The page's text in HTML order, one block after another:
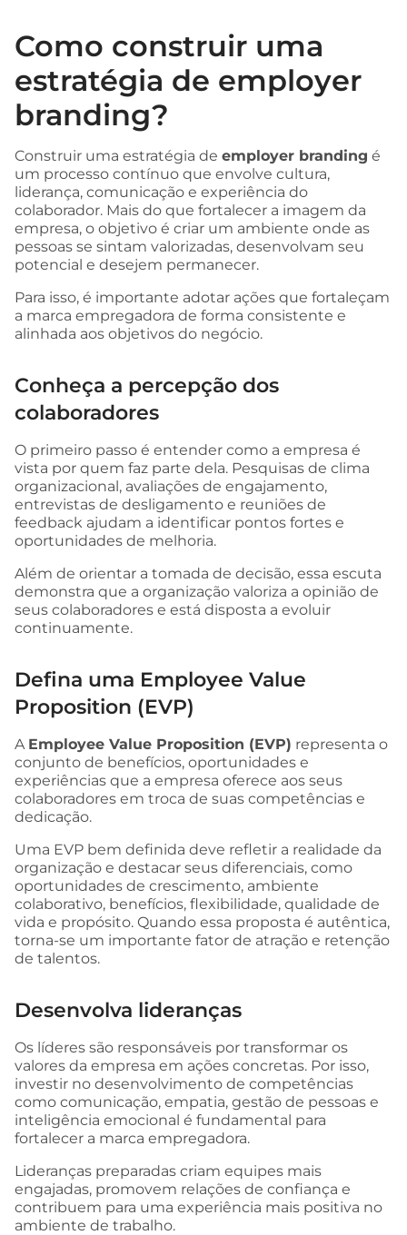
Como construir uma
estratégia de employer
branding?
Construir uma estratégia de employer branding é
um processo contínuo que envolve cultura,
liderança, comunicação e experiência do
colaborador. Mais do que fortalecer a imagem da
empresa, o objetivo é criar um ambiente onde as
pessoas se sintam valorizadas, desenvolvam seu
potencial e desejem permanecer.
Para isso, é importante adotar ações que fortaleçam
a marca empregadora de forma consistente e
alinhada aos objetivos do negócio.
Conheça a percepção dos
colaboradores
O primeiro passo é entender como a empresa é
vista por quem faz parte dela. Pesquisas de clima
organizacional, avaliações de engajamento,
entrevistas de desligamento e reuniões de
feedback ajudam a identificar pontos fortes e
oportunidades de melhoria.
Além de orientar a tomada de decisão, essa escuta
demonstra que a organização valoriza a opinião de
seus colaboradores e está disposta a evoluir
continuamente.
Defina uma Employee Value
Proposition (EVP)
A Employee Value Proposition (EVP) representa o
conjunto de benefícios, oportunidades e
experiências que a empresa oferece aos seus
colaboradores em troca de suas competências e
dedicação.
Uma EVP bem definida deve refletir a realidade da
organização e destacar seus diferenciais, como
oportunidades de crescimento, ambiente
colaborativo, benefícios, flexibilidade, qualidade de
vida e propósito. Quando essa proposta é autêntica,
torna-se um importante fator de atração e retenção
de talentos.
Desenvolva lideranças
Os líderes são responsáveis por transformar os
valores da empresa em ações concretas. Por isso,
investir no desenvolvimento de competências
como comunicação, empatia, gestão de pessoas e
inteligência emocional é fundamental para
fortalecer a marca empregadora.
Lideranças preparadas criam equipes mais
engajadas, promovem relações de confiança e
contribuem para uma experiência mais positiva no
ambiente de trabalho.